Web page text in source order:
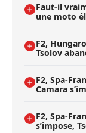
Faut-il
une moto
F2,
Tsolov
F2, Spa-
Camara
F2, Spa-
s’impose,